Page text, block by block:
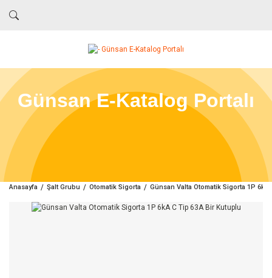
Günsan E-Katalog Portalı
Anasayfa Şalt Grubu Otomatik Sigorta Günsan Valta Otomatik Sigorta 1P 6kA